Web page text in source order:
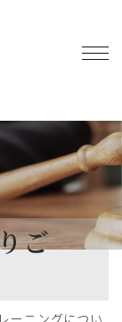
ご
ーニングについ